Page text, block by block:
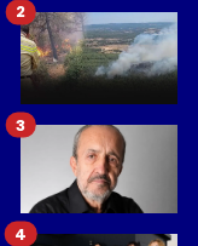
2
3
4